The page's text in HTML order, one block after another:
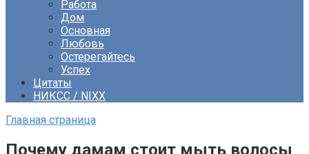
Работа
Дом
Основная
Любовь
Остерегайтесь
Успех
Цитаты
НИКСС / NIXX
Главная страница
Почему дамам стоит мыть волосы